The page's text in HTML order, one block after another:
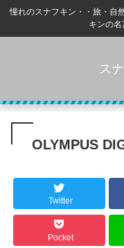
憧れのスナフキン・・旅・自
キンの名
ス
OLYMPUS
Twitter
Pocket